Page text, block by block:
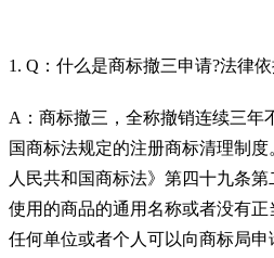
1. Q：什么是商标撤三申请?法律
A：商标撤三，全称撤销连续三年
国商标法规定的注册商标清理制
人民共和国商标法》第四十九条
使用的商品的通用名称或者没有正
任何单位或者个人可以向商标局